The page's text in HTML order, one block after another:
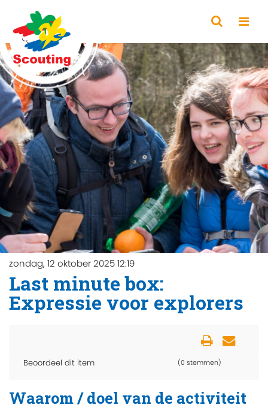
zondag, 12 oktober 2025 12:19
Last minute box:
Expressie voor explorers
Beoordeel dit item (0 stemmen)
Waarom / doel van de activiteit